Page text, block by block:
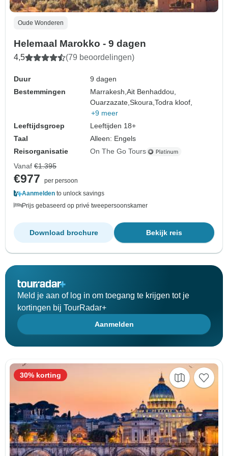
Oude Wonderen
Helemaal Marokko - 9 dagen
4,5 (79 beoordelingen)
Duur
9 dagen
Bestemmingen
Marrakesh,Ait Benhaddou,
Ouarzazate,Skoura,Todra kloof,
+9 meer
Leeftijdsgroep
Leeftijden 18+
Taal
Alleen: Engels
Reisorganisatie
On The Go Tours
Vanaf €1.395
€977
per persoon
Aanmelden to unlock savings
Prijs gebaseerd op privé tweepersoonskamer
Bekijk reis
Download brochure
Meld je aan of log in om toegang te krijgen tot je
kortingen bij TourRadar+
Aanmelden
30% korting